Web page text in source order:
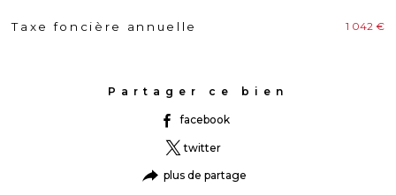
Caractéristiques Valeurs
Taxe foncière annuelle 1 042 €
Partager ce bien
facebook
twitter
plus de partage